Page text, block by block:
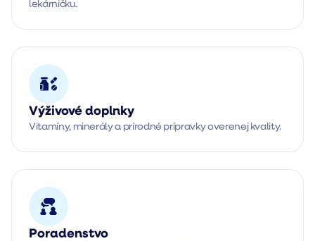
lekárničku.
Výživové doplnky
Vitamíny, minerály a prírodné prípravky overenej kvality.
Poradenstvo